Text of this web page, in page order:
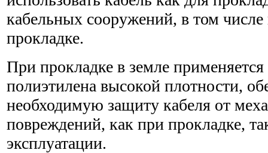
кабельных сооружений, в том
прокладке.
При прокладке в земле применяется
полиэтилена высокой плотности,
необходимую защиту кабеля от
повреждений, как при прокладке,
эксплуатации.